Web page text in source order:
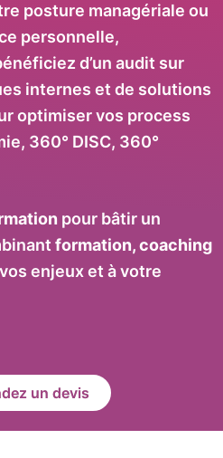
posture managériale ou
personnelle,
d’un audit sur
internes et de solutions
optimiser vos process
360° DISC, 360°
pour bâtir un
formation, coaching
enjeux et à votre
un devis